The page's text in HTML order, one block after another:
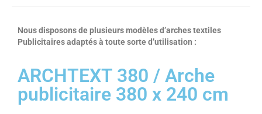
Nous disposons de plusieurs modèles d’arches textiles
Publicitaires adaptés à toute sorte d’utilisation :
ARCHTEXT 380 / Arche
publicitaire 380 x 240 cm